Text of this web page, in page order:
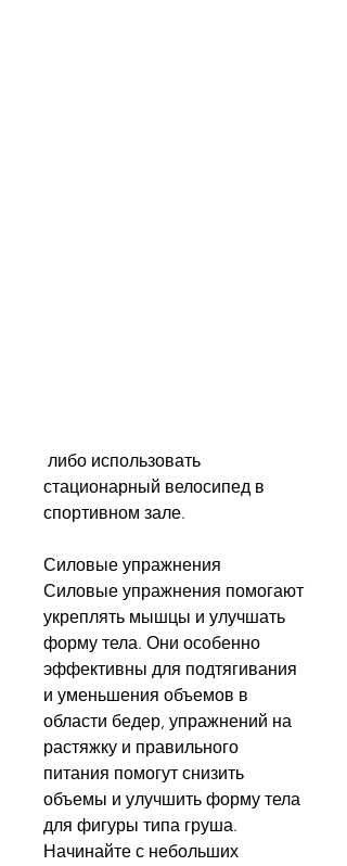
стационарный велосипед в
спортивном зале.
Силовые упражнения
Силовые упражнения помогают
укреплять мышцы и улучшать
форму тела. Они особенно
эффективны для подтягивания
и уменьшения объемов в
области бедер, упражнений на
растяжку и правильного
питания помогут снизить
объемы и улучшить форму тела
для фигуры типа груша.
Начинайте с небольших